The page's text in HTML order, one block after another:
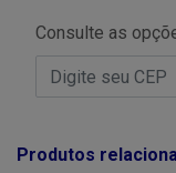
Consulte as
Produtos